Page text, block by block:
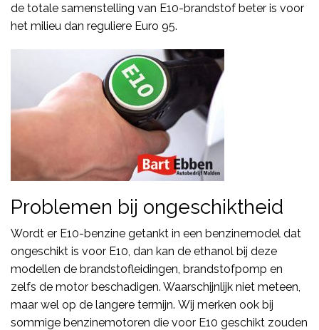
de totale samenstelling van E10-brandstof beter is voor
het milieu dan reguliere Euro 95.
Problemen bij ongeschiktheid
Wordt er E10-benzine getankt in een benzinemodel dat
ongeschikt is voor E10, dan kan de ethanol bij deze
modellen de brandstofleidingen, brandstofpomp en
zelfs de motor beschadigen. Waarschijnlijk niet meteen,
maar wel op de langere termijn. Wij merken ook bij
sommige benzinemotoren die voor E10 geschikt zouden